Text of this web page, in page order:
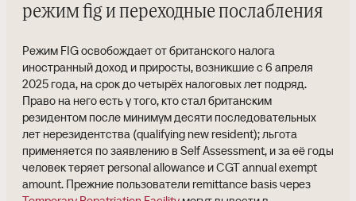
режим fig и переходные послабления
Режим FIG освобождает от британского налога
иностранный доход и приросты, возникшие с 6 апреля
2025 года, на срок до четырёх налоговых лет подряд.
Право на него есть у того, кто стал британским
резидентом после минимум десяти последовательных
лет нерезидентства (qualifying new resident); льгота
применяется по заявлению в Self Assessment, и за её годы
человек теряет personal allowance и CGT annual exempt
amount. Прежние пользователи remittance basis через